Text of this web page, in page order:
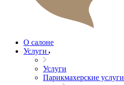
О салоне
Услуги
Услуги
Парикмахерские услуги